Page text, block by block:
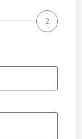
2